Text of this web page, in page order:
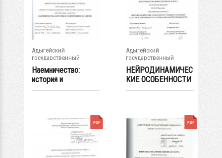
Адыгейский
государственный
университет
Наемничество:
история и
современное
Адыгейский
государственный
университет
НЕЙРОДИНАМИЧЕС
КИЕ ОСОБЕННОСТИ
УЧАЩИХСЯ